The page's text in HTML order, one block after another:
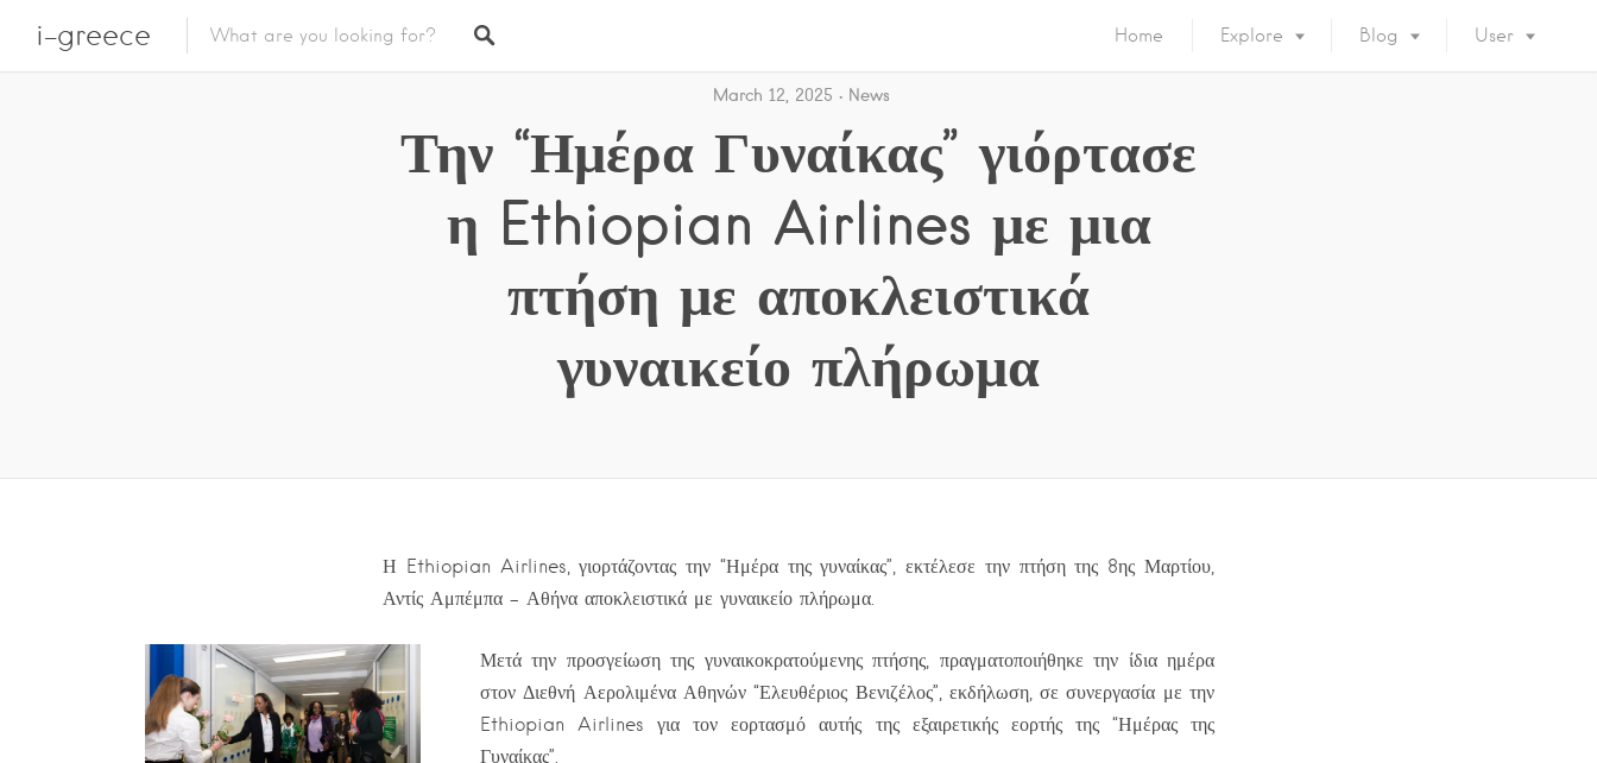
i-greece Home Explore Blog User
March 12, 2025 News
Την “Ημέρα Γυναίκας” γιόρτασε
η Ethiopian Airlines με μια
πτήση με αποκλειστικά
γυναικείο πλήρωμα
Η Ethiopian Airlines, γιορτάζοντας την “Ημέρα της γυναίκας”, εκτέλεσε την πτήση της 8ης Μαρτίου,
Αντίς Αμπέμπα – Αθήνα αποκλειστικά με γυναικείο πλήρωμα.
Μετά την προσγείωση της γυναικοκρατούμενης πτήσης, πραγματοποιήθηκε την ίδια ημέρα
στον Διεθνή Αερολιμένα Αθηνών “Ελευθέριος Βενιζέλος”, εκδήλωση, σε συνεργασία με την
Ethiopian Airlines για τον εορτασμό αυτής της εξαιρετικής εορτής της “Ημέρας της
Γυναίκας”.